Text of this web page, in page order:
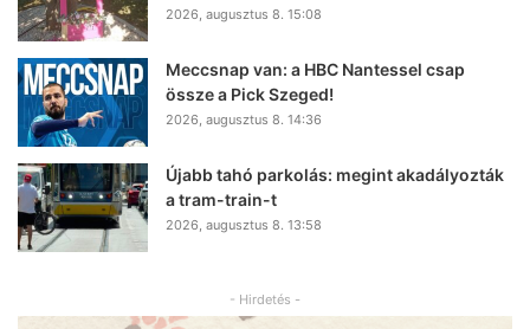
2026, augusztus 8. 15:08
Meccsnap van: a HBC Nantessel csap
össze a Pick Szeged!
2026, augusztus 8. 14:36
Újabb tahó parkolás: megint akadályozták
a tram-train-t
2026, augusztus 8. 13:58
- Hirdetés -